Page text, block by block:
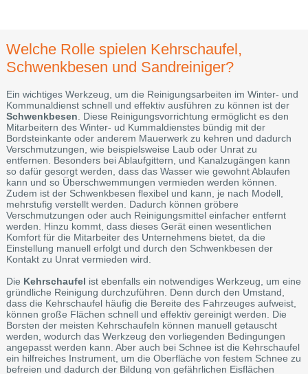
Welche Rolle spielen Kehrschaufel,
Schwenkbesen und Sandreiniger?
Ein wichtiges Werkzeug, um die Reinigungsarbeiten im Winter- und
Kommunaldienst schnell und effektiv ausführen zu können ist der
Schwenkbesen . Diese Reinigungsvorrichtung ermöglicht es den
Mitarbeitern des Winter- ud Kummaldienstes bündig mit der
Bordsteinkante oder anderem Mauerwerk zu kehren und dadurch
Verschmutzungen, wie beispielsweise Laub oder Unrat zu
entfernen. Besonders bei Ablaufgittern, und Kanalzugängen kann
so dafür gesorgt werden, dass das Wasser wie gewohnt Ablaufen
kann und so Überschwemmungen vermieden werden können.
Zudem ist der Schwenkbesen flexibel und kann, je nach Modell,
mehrstufig verstellt werden. Dadurch können gröbere
Verschmutzungen oder auch Reinigungsmittel einfacher entfernt
werden. Hinzu kommt, dass dieses Gerät einen wesentlichen
Komfort für die Mitarbeiter des Unternehmens bietet, da die
Einstellung manuell erfolgt und durch den Schwenkbesen der
Kontakt zu Unrat vermieden wird.
Die Kehrschaufel ist ebenfalls ein notwendiges Werkzeug, um eine
gründliche Reinigung durchzuführen. Denn durch den Umstand,
dass die Kehrschaufel häufig die Bereite des Fahrzeuges aufweist,
können große Flächen schnell und effektiv gereinigt werden. Die
Borsten der meisten Kehrschaufeln können manuell getauscht
werden, wodurch das Werkzeug den vorliegenden Bedingungen
angepasst werden kann. Aber auch bei Schnee ist die Kehrschaufel
ein hilfreiches Instrument, um die Oberfläche von festem Schnee zu
befreien und dadurch der Bildung von gefährlichen Eisflächen